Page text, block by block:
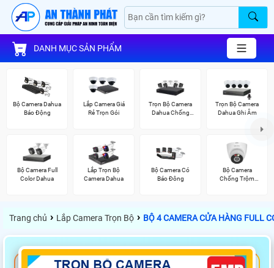
DANH MỤC SẢN PHẨM
Bộ Camera Dahua
Báo Động
Lắp Camera Giá
Rẻ Trọn Gói
Trọn Bộ Camera
Dahua Chống
Trọn Bộ Camera
Dahua Ghi Âm
Bộ Camera Full
Color Dahua
Lắp Trọn Bộ
Camera Dahua
Bộ Camera Có
Báo Đông
Bộ Camera
Chống Trộm
Trang chủ › Lắp Camera Trọn Bộ › BỘ 4 CAMERA CỬA HÀNG FULL